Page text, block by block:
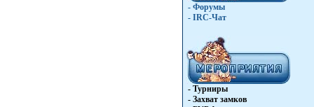
- Форумы
- IRC-Чат
- Турниры
- Захват замков